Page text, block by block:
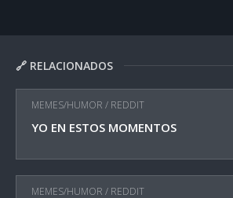
🔗 RELACIONADOS
MEMES/HUMOR / REDDIT
YO EN ESTOS MOMENTOS
MEMES/HUMOR / REDDIT